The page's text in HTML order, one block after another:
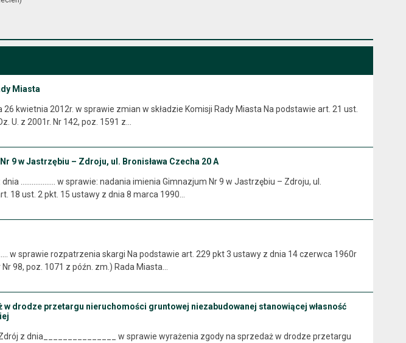
Miasta
kwietnia 2012r. w sprawie zmian w składzie Komisji Rady Miasta Na podstawie art. 21 ust.
U. z 2001r. Nr 142, poz. 1591 z…
9 w Jastrzębiu – Zdroju, ul. Bronisława Czecha 20 A
………………. w sprawie: nadania imienia Gimnazjum Nr 9 w Jastrzębiu – Zdroju, ul.
18 ust. 2 pkt. 15 ustawy z dnia 8 marca 1990…
w sprawie rozpatrzenia skargi Na podstawie art. 229 pkt 3 ustawy z dnia 14 czerwca 1960r
98, poz. 1071 z późn. zm.) Rada Miasta…
w drodze przetargu nieruchomości gruntowej niezabudowanej stanowiącej własność
z dnia_______________ w sprawie wyrażenia zgody na sprzedaż w drodze przetargu